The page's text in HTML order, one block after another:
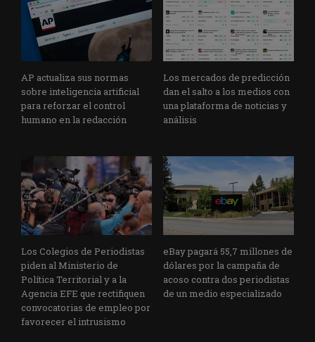
AP actualiza sus normas
sobre inteligencia artificial
para reforzar el control
humano en la redacción
Los mercados de predicción
dan el salto a los medios con
una plataforma de noticias y
análisis
Los Colegios de Periodistas
piden al Ministerio de
Política Territorial y a la
Agencia EFE que rectifiquen
convocatorias de empleo por
favorecer el intrusismo
eBay pagará 55,7 millones de
dólares por la campaña de
acoso contra dos periodistas
de un medio especializado